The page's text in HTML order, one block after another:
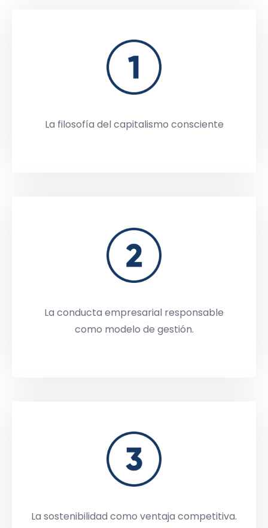
La filosofía del capitalismo consciente
La conducta empresarial responsable
como modelo de gestión.
La sostenibilidad como ventaja competitiva.